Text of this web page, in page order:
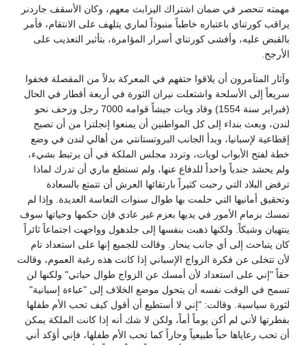
مهمته تنحصر في ضمان اشتراك اليزابث معهم، وكان الأسقف جاردنر
يراقب كورتناي باعتباره خاطباً منبوذاً لماري يتلهف على الانتقام، فأمر
بالقبض عليه، وأفشى كورتناي أسرار المؤامرة، بتأثير التعذيب على
الأرجح.
وآثار المتآمرون أن يلاقوا حتفهم في المعركة بدلاً من المقصلة فخفوا
سريعاً إلى الأسلحة واشتعلت نيران الثورة في أربعة أقطار في الحال
(فبراير سنة 1554) وقاد ويات جيشاً قوامه 7000 رجل وزحف نحو
لندن، وبعث بنداء إلى كل المواطنين أن يمنعوا إنجلترا من أن تصبح
إقطاعية لإسبانيا، وبدأ الجانب البروتستانتي من أهالي لندن في وضع
خطة لفتح الأبواب لويات، وتردد مجلس الملكة في أن يرتبط بشيء،
ولم يحشد جندياً واحداً للدفاع عنها، ولم تستطع ماري أن تدرك لماذا
ترفض البلاد التي رحبت كثيراً بارتقائها العرش أن تتمتع بالسعادة
وتحقيق أمانيها التي حلمت بها طوال سنوات التعاسة العديدة. وإذا لم
تمسك بزمام الأمور في يديها بعزم غير عادي فإن حكمها وحياتها سوف
ينتهيان وشيكاً. ولكنها ذهبت بنفسها إلى جلدهول وواجهت اجتماعاً ثائراً
كان يتباحث إلى أي جانب ينحاز. وقالت للجميع إنها على استعداد تام
لأن تتخلى عن فكرة الزواج الإسباني إذا كانت هذه رغبة العموم، وقالت
حقاً "إني على استعداد لأن أمسك عن الزواج طوال حياتي" ولكنها لن
تسمح في الوقت نفسه أن يتحول موضع الخلاف إلى "عباءة إسبانية"
لثورة سياسية. وقالت: "إني لا أستطيع أن أقول كيف تحب الأم طفلها
بفطرتها لأني لم أكن يوماً أماً، ولكن لا شك أنه إذا كانت الملكة يمكن
أن تحب رعاياها حباً طبيعياً وحاراً كما تحب الأم طفلها، فإني أؤكد أني